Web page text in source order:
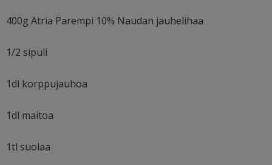
400g Atria Parempi 10% Naudan jauhelihaa
1/2 sipuli
1dl korppujauhoa
1dl maitoa
1tl suolaa